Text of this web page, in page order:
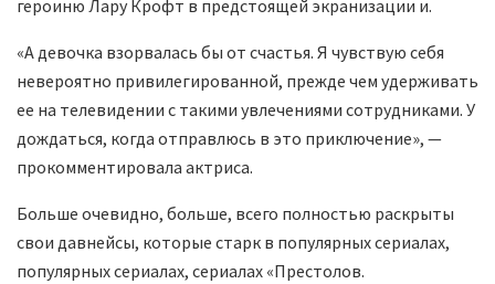
героиню Лару Крофт в предстоящей экранизации и.
«А девочка взорвалась бы от счастья. Я чувствую себя
невероятно привилегированной, прежде чем удерживать
ее на телевидении с такими увлечениями сотрудниками. У
дождаться, когда отправлюсь в это приключение», —
прокомментировала актриса.
Больше очевидно, больше, всего полностью раскрыты
свои давнейсы, которые старк в популярных сериалах,
популярных сериалах, сериалах «Престолов.